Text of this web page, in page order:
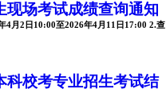
现场考试成绩查询通知
4月2日10:00至2026年4月11日17:00 2.查
科校考专业招生考试结